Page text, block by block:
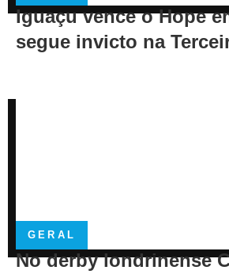
Iguaçu vence o Hope
segue invicto na
GERAL
No derby londrinense